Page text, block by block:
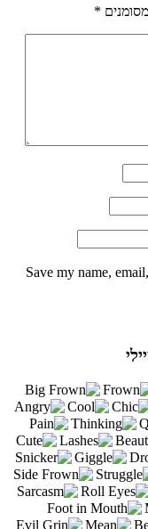
*
Save my